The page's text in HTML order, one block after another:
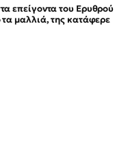
επείγοντα του Ερυθρού
μαλλιά, της κατάφερε